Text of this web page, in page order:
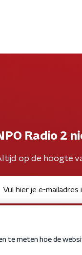
Radio 2
op de hoogte